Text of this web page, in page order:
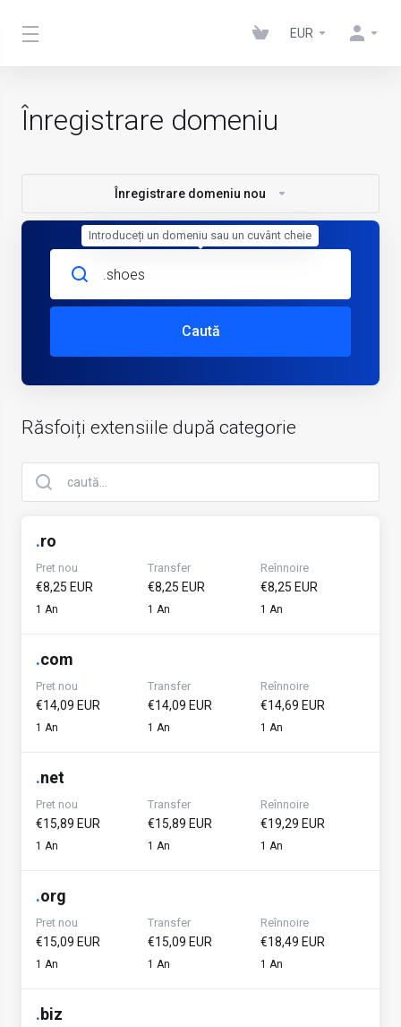
EUR
Înregistrare domeniu
Înregistrare domeniu nou
Caută
Răsfoiți extensiile după categorie
.ro
Pret nou
€8,25 EUR
1 An
Transfer
€8,25 EUR
1 An
Reînnoire
€8,25 EUR
1 An
.com
Pret nou
€14,09 EUR
1 An
Transfer
€14,09 EUR
1 An
Reînnoire
€14,69 EUR
1 An
.net
Pret nou
€15,89 EUR
1 An
Transfer
€15,89 EUR
1 An
Reînnoire
€19,29 EUR
1 An
.org
Pret nou
€15,09 EUR
1 An
Transfer
€15,09 EUR
1 An
Reînnoire
€18,49 EUR
1 An
.biz
Introduceți un domeniu sau un cuvânt cheie